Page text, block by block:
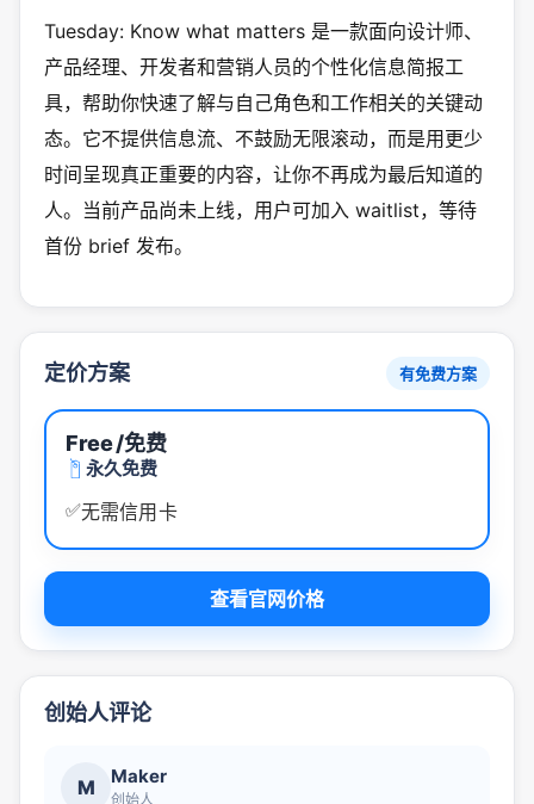
Tuesday: Know what matters 是一款面向设计师、
产品经理、开发者和营销人员的个性化信息简报工
具，帮助你快速了解与自己角色和工作相关的关键动
态。它不提供信息流、不鼓励无限滚动，而是用更少
时间呈现真正重要的内容，让你不再成为最后知道的
人。当前产品尚未上线，用户可加入 waitlist，等待
首份 brief 发布。
定价方案 有免费方案
Free/免费
永久免费
✅无需信用卡
查看官网价格
创始人评论
M Maker
创始人